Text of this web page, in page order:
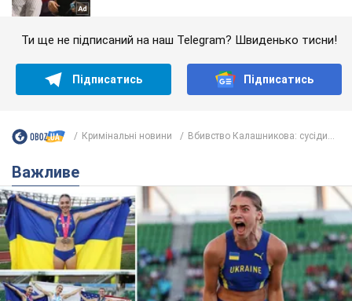
Ти ще не підписаний на наш Telegram? Швиденько тисни!
Підписатись Підписатись
Кримінальні новини Вбивство Калашникова: сусіди...
Важливе